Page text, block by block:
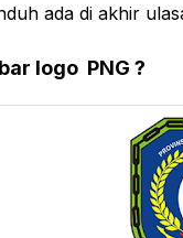
ada di akhir
logo PNG ?